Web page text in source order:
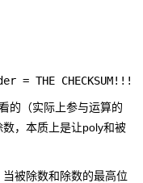
的（实际上参与运算的
，本质上是让poly和被
被除数和除数的最高位